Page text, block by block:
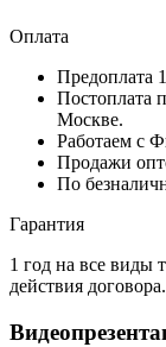
Оплата
Предоплата
Постоплата
Москве.
Работаем с
Продажи
По
Гарантия
1 год на все виды
действия договора.